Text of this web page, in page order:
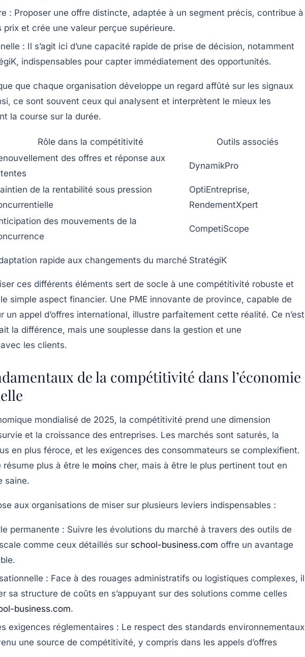
: Proposer une offre distincte, adaptée à un segment précis, contribue à
prix et crée une valeur perçue supérieure.
: Il s’agit ici d’une capacité rapide de prise de décision, notamment
indispensables pour capter immédiatement des opportunités.
que chaque organisation développe un regard affûté sur les signaux
ce sont souvent ceux qui analysent et interprètent le mieux les
la course sur la durée.
Rôle dans la compétitivité Outils associés
des offres et réponse aux
DynamikPro
de la rentabilité sous pression
OptiEntreprise,
RendementXpert
des mouvements de la
CompetiScope
rapide aux changements du marché StratégiK
ces différents éléments sert de socle à une compétitivité robuste et
simple aspect financier. Une PME innovante de province, capable de
un appel d’offres international, illustre parfaitement cette réalité. Ce n’est
la différence, mais une souplesse dans la gestion et une
les clients.
de la compétitivité dans l’économie
mondialisé de 2025, la compétitivité prend une dimension
et la croissance des entreprises. Les marchés sont saturés, la
en plus féroce, et les exigences des consommateurs se complexifient.
plus à être le moins cher, mais à être le plus pertinent tout en
saine.
aux organisations de miser sur plusieurs leviers indispensables :
permanente : Suivre les évolutions du marché à travers des outils de
comme ceux détaillés sur school-business.com offre un avantage
: Face à des rouages administratifs ou logistiques complexes, il
sa structure de coûts en s’appuyant sur des solutions comme celles
business.com.
exigences réglementaires : Le respect des standards environnementaux
une source de compétitivité, y compris dans les appels d’offres